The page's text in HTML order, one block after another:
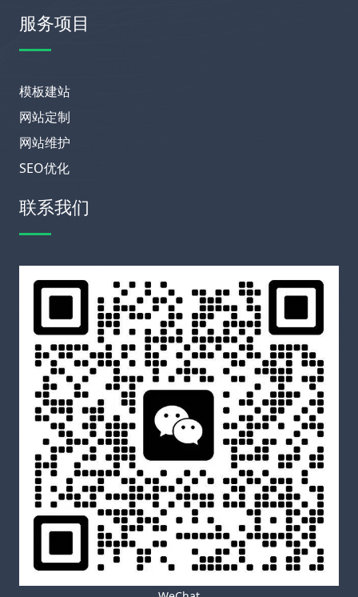
服务项目
模板建站
网站定制
网站维护
SEO优化
联系我们